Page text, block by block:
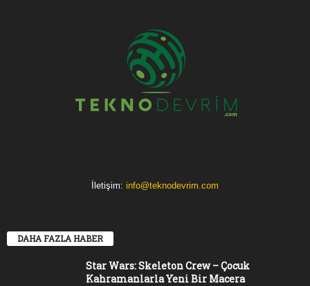
İletişim: info@teknodevrim.com
DAHA FAZLA HABER
Star Wars: Skeleton Crew – Çocuk
Kahramanlarla Yeni Bir Macera